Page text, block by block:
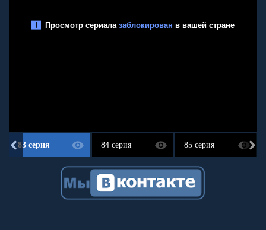
83 серия 84 серия 85 серия